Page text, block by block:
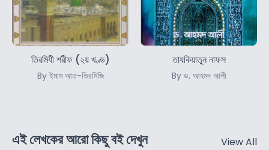
তিরমিযী শরীফ (২য় খণ্ড)
By ইমাম আত-তিরমিজি
তাযকিয়াতুন নাফস
By ড. আহমদ আলী
এই লেখকের আরো কিছু বই দেখুন View All